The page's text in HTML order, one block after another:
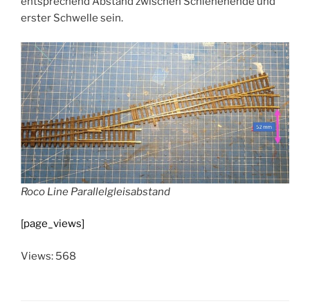
erster Schwelle sein.
Roco Line Parallelgleisabstand
[page_views]
Views: 568